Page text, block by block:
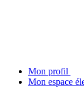
Mon profil
Mon espace